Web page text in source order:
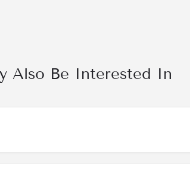
Also Be Interested In